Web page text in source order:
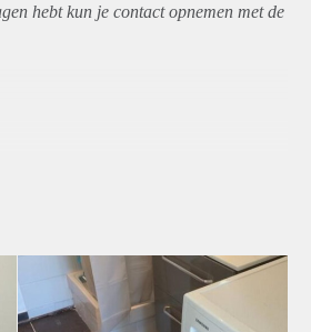
hebt kun je contact opnemen met de